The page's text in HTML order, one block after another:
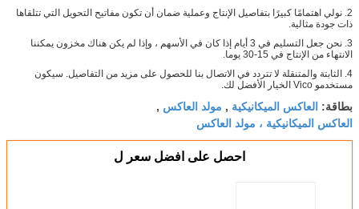
2. نولي اهتمامًا كبيرًا بتفاصيل الإنتاج وعملية ضمان أن تكون مفاتيح التحويل التي تتلقاها
ذات جودة مثالية.
3. نحن جعل التسليم في 3 أيام إذا كان في الأسهم ، وإذا لم يكن هناك مخزون يمكننا
الانتهاء من الإنتاج في 15-30 يوما.
4. الثابتة والمتنقلة لا تتردد في الاتصال بنا للحصول على مزيد من التفاصيل. سيكون
مستخدمو Vico الخيار الأفضل لك.
بطاقة: العاكس الميكانيكية , مولد العاكس ,
العاكس الميكانيكية ، مولد العاكس
احصل على افضل سعر ل